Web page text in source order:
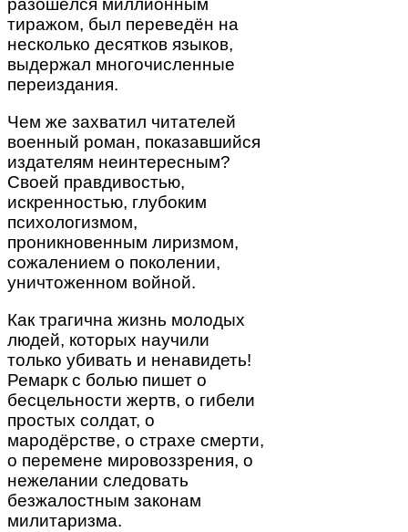
разошёлся миллионным
тиражом, был переведён на
несколько десятков языков,
выдержал многочисленные
переиздания.
Чем же захватил читателей
военный роман, показавшийся
издателям неинтересным?
Своей правдивостью,
искренностью, глубоким
психологизмом,
проникновенным лиризмом,
сожалением о поколении,
уничтоженном войной.
Как трагична жизнь молодых
людей, которых научили
только убивать и ненавидеть!
Ремарк с болью пишет о
бесцельности жертв, о гибели
простых солдат, о
мародёрстве, о страхе смерти,
о перемене мировоззрения, о
нежелании следовать
безжалостным законам
милитаризма.